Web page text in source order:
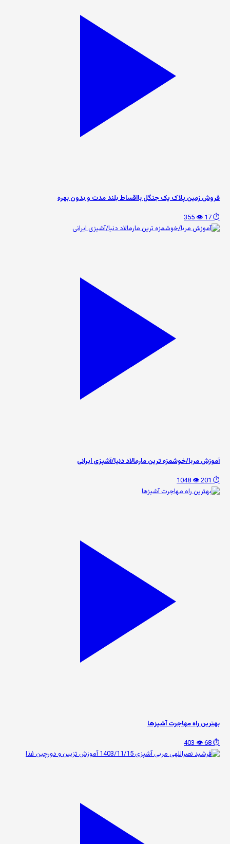
فروش زمین پلاک یک جنگل بااقساط بلند مدت و بدون بهره
⏱️ 17
👁️ 355
آموزش مربا/خوشمزه ترین مارمالاد دنیا/آشپزی ایرانی
⏱️ 201
👁️ 1048
بهترین راه مهاجرت آشپزها
⏱️ 68
👁️ 403